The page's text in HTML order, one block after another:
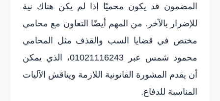
المضمون قد يكون محميًا إذا لم يكن هناك نية
للإضرار بالآخر. من المهم أيضًا التعاون مع محامي
مختص في قضايا السب والقذف مثل المحامي
محمود شمس عبر 01021116243، الذي يمكن
أن يقدم المشورة القانونية اللازمة ويناقش الآليات
المناسبة للدفاع.